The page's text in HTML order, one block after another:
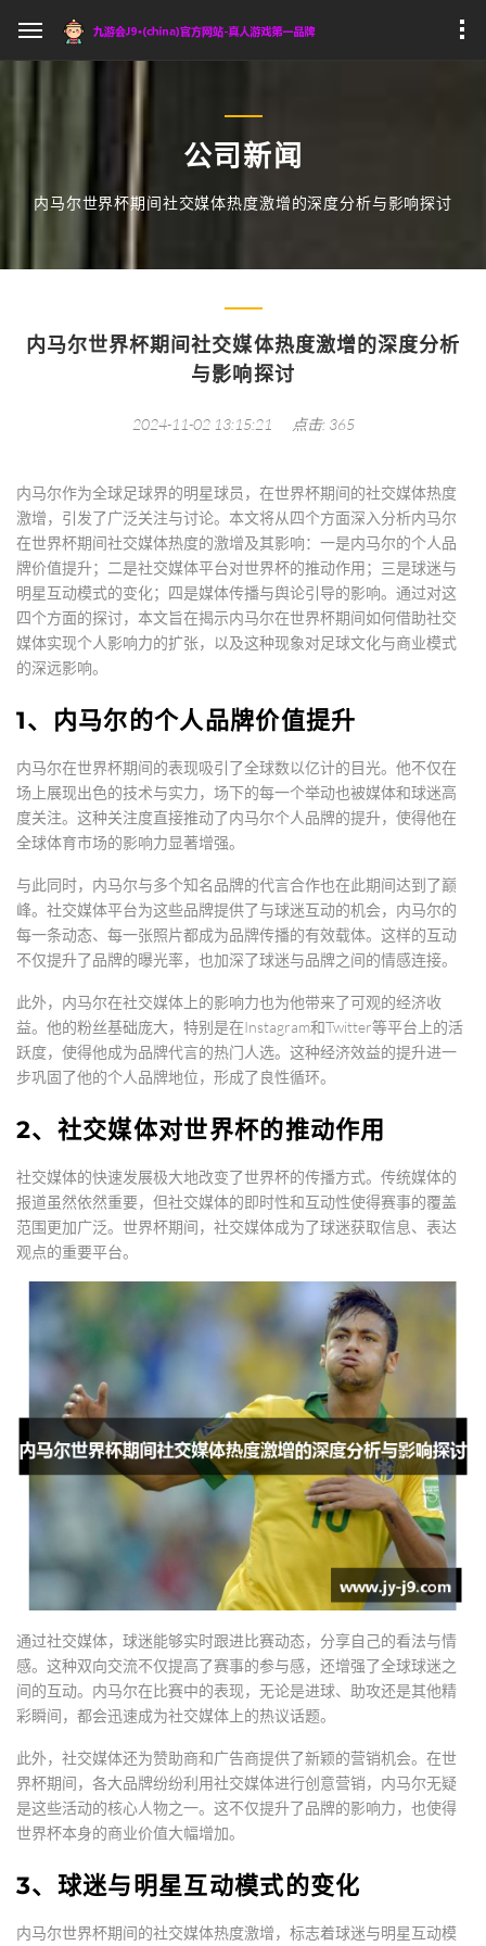
公司新闻
内马尔世界杯期间社交媒体热度激增的深度分析与影响探讨
内马尔世界杯期间社交媒体热度激增的深度分析
与影响探讨
2024-11-02 13:15:21 点击: 365
内马尔作为全球足球界的明星球员，在世界杯期间的社交媒体热度
激增，引发了广泛关注与讨论。本文将从四个方面深入分析内马尔
在世界杯期间社交媒体热度的激增及其影响：一是内马尔的个人品
牌价值提升；二是社交媒体平台对世界杯的推动作用；三是球迷与
明星互动模式的变化；四是媒体传播与舆论引导的影响。通过对这
四个方面的探讨，本文旨在揭示内马尔在世界杯期间如何借助社交
媒体实现个人影响力的扩张，以及这种现象对足球文化与商业模式
的深远影响。
1、内马尔的个人品牌价值提升
内马尔在世界杯期间的表现吸引了全球数以亿计的目光。他不仅在
场上展现出色的技术与实力，场下的每一个举动也被媒体和球迷高
度关注。这种关注度直接推动了内马尔个人品牌的提升，使得他在
全球体育市场的影响力显著增强。
与此同时，内马尔与多个知名品牌的代言合作也在此期间达到了巅
峰。社交媒体平台为这些品牌提供了与球迷互动的机会，内马尔的
每一条动态、每一张照片都成为品牌传播的有效载体。这样的互动
不仅提升了品牌的曝光率，也加深了球迷与品牌之间的情感连接。
此外，内马尔在社交媒体上的影响力也为他带来了可观的经济收
益。他的粉丝基础庞大，特别是在Instagram和Twitter等平台上的活
跃度，使得他成为品牌代言的热门人选。这种经济效益的提升进一
步巩固了他的个人品牌地位，形成了良性循环。
2、社交媒体对世界杯的推动作用
社交媒体的快速发展极大地改变了世界杯的传播方式。传统媒体的
报道虽然依然重要，但社交媒体的即时性和互动性使得赛事的覆盖
范围更加广泛。世界杯期间，社交媒体成为了球迷获取信息、表达
观点的重要平台。
通过社交媒体，球迷能够实时跟进比赛动态，分享自己的看法与情
感。这种双向交流不仅提高了赛事的参与感，还增强了全球球迷之
间的互动。内马尔在比赛中的表现，无论是进球、助攻还是其他精
彩瞬间，都会迅速成为社交媒体上的热议话题。
此外，社交媒体还为赞助商和广告商提供了新颖的营销机会。在世
界杯期间，各大品牌纷纷利用社交媒体进行创意营销，内马尔无疑
是这些活动的核心人物之一。这不仅提升了品牌的影响力，也使得
世界杯本身的商业价值大幅增加。
3、球迷与明星互动模式的变化
内马尔世界杯期间的社交媒体热度激增，标志着球迷与明星互动模